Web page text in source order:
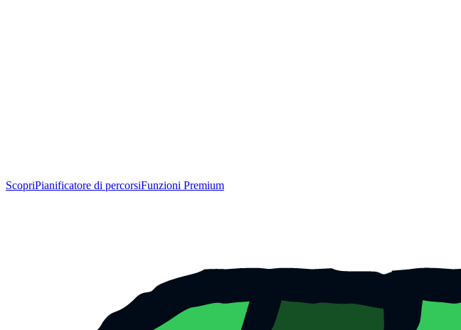
ScopriPianificatore di percorsiFunzioni Premium